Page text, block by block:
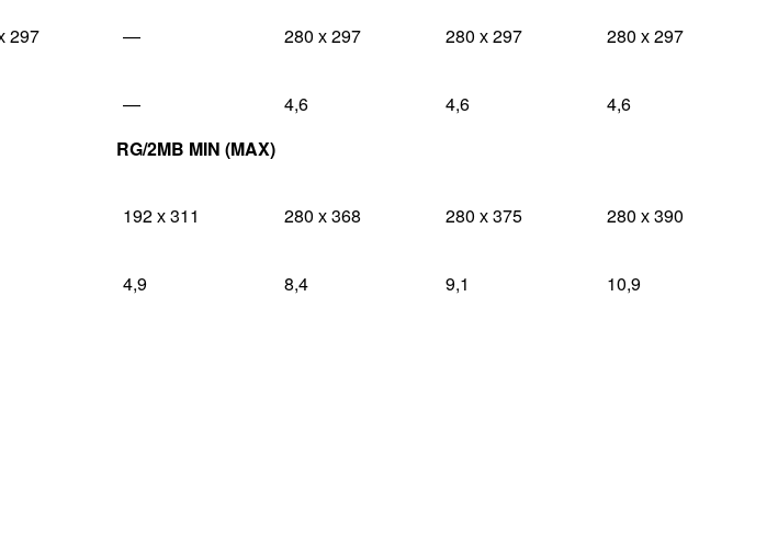
297 — 280 х 297 280 х 297
280 х 297
— 4,6 4,6
4,6
RG/2MB MIN (MAX)
192 х 311 280 х 368 280 х 375
280 х 390
4,9 8,4 9,1 10,9